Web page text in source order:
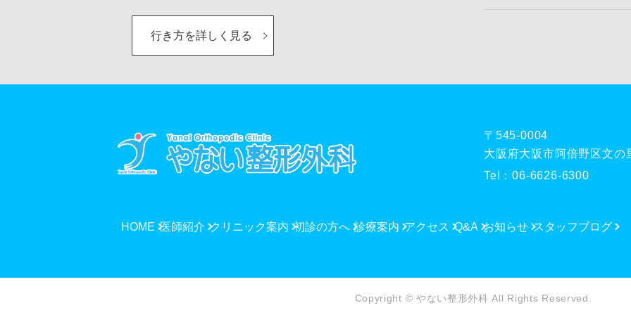
行き方を詳しく見る
〒545-0004
大阪府大阪市阿倍野区文の
Tel：06-6626-6300
HOME 医師紹介 クリニック案内 初診の方へ 診療案内 アクセス Q&A お知らせ スタッフブログ
Copyright © やない整形外科 All Rights Reserved.